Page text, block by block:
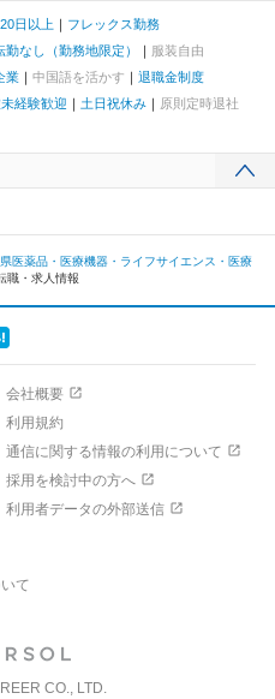
日以上
フレックス勤務
勤なし（勤務地限定）
服装自由
業 中国語を活かす
退職金制度
経験歓迎 土日祝休み
原則定時退社
医薬品・医療機器・ライフサイエンス・医療
職・求人情報
会社概要
利用規約
通信に関する情報の利用について
採用を検討中の方へ
利用者データの外部送信
て
CO., LTD.